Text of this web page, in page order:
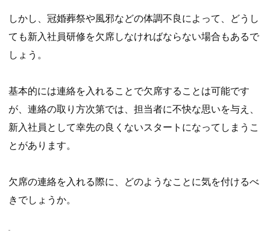
しかし、冠婚葬祭や風邪などの体調不良によって、どうし
ても新入社員研修を欠席しなければならない場合もあるで
しょう。
基本的には連絡を入れることで欠席することは可能です
が、連絡の取り方次第では、担当者に不快な思いを与え、
新入社員として幸先の良くないスタートになってしまうこ
とがあります。
欠席の連絡を入れる際に、どのようなことに気を付けるべ
きでしょうか。